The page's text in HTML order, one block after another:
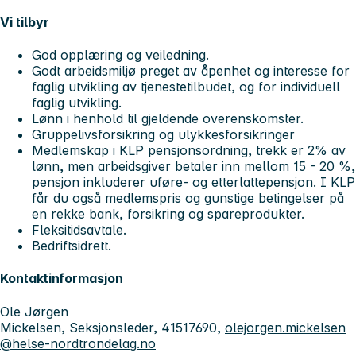
Vi tilbyr
God opplæring og veiledning.
Godt arbeidsmiljø preget av åpenhet og interesse for
faglig utvikling av tjenestetilbudet, og for individuell
faglig utvikling.
Lønn i henhold til gjeldende overenskomster.
Gruppelivsforsikring og ulykkesforsikringer
Medlemskap i KLP pensjonsordning, trekk er 2% av
lønn, men arbeidsgiver betaler inn mellom 15 - 20 %,
pensjon inkluderer uføre- og etterlattepensjon. I KLP
får du også medlemspris og gunstige betingelser på
en rekke bank, forsikring og spareprodukter.
Fleksitidsavtale.
Bedriftsidrett.
Kontaktinformasjon
Ole Jørgen
Mickelsen, Seksjonsleder, 41517690, olejorgen.mickelsen
@helse-nordtrondelag.no